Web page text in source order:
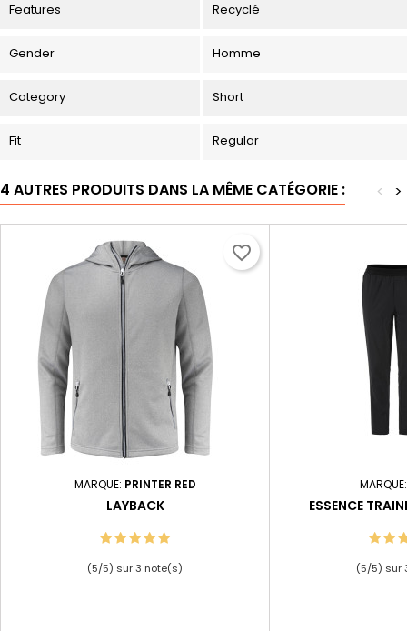
Features Recyclé
Gender Homme
Category Short
Fit Regular
4 AUTRES PRODUITS DANS LA MÊME CATÉGORIE : >
<
MARQUE: PRINTER RED
LAYBACK
(5/5) sur3 note(s)
favorite_border
ESSENCE
(5/5) sur